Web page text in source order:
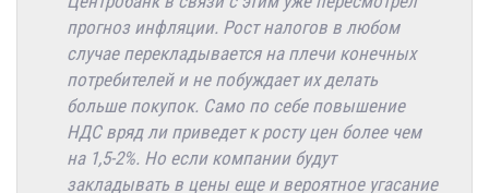
прогноз инфляции. Рост налогов в любом
случае перекладывается на плечи конечных
потребителей и не побуждает их делать
больше покупок. Само по себе повышение
НДС вряд ли приведет к росту цен более чем
на 1,5-2%. Но если компании будут
закладывать в цены еще и вероятное угасание